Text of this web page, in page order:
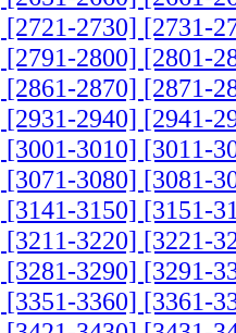
[2721-2730] [2731-
[2791-2800] [2801-
[2861-2870] [2871-
[2931-2940] [2941-
[3001-3010] [3011-
[3071-3080] [3081-
[3141-3150] [3151-
[3211-3220] [3221-
[3281-3290] [3291-
[3351-3360] [3361-